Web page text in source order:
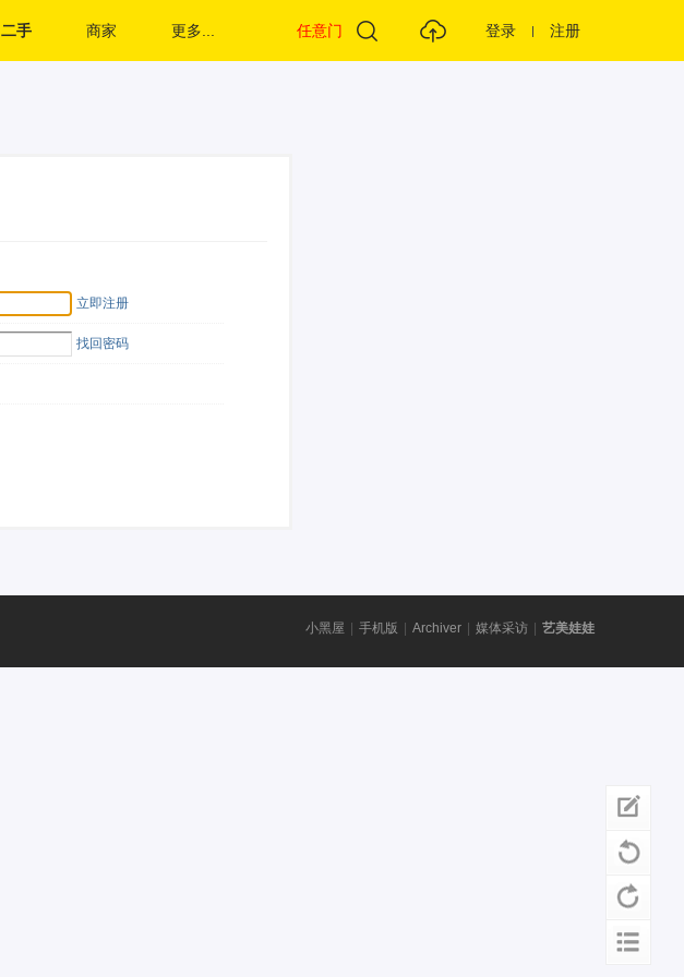
二手 商家 更多... 任意门 登录 注册
立即注册
找回密码
小黑屋 手机版 Archiver 媒体采访 艺美娃娃